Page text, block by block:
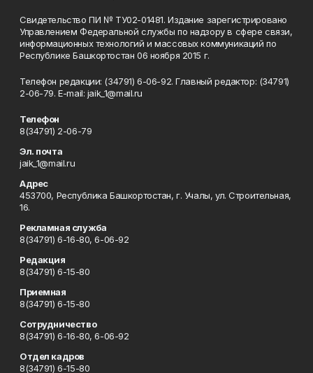
Свидетельство ПИ № ТУ02-01481. Издание зарегистрировано
Управлением Федеральной службы по надзору в сфере связи,
информационных технологий и массовых коммуникаций по
Республике Башкортостан 06 ноября 2015 г.
Телефон редакции: (34791) 6-06-92. Главный редактор: (34791)
2-06-79. Е-mаil: jaik_1@mail.ru
Телефон
8(34791) 2-06-79
Эл. почта
jaik_1@mail.ru
Адрес
453700, Республика Башкортостан, г. Учалы, ул. Строительная,
16.
Рекламная служба
8(34791) 6-16-80, 6-06-92
Редакция
8(34791) 6-15-80
Приемная
8(34791) 6-15-80
Сотрудничество
8(34791) 6-16-80, 6-06-92
Отдел кадров
8(34791) 6-15-80